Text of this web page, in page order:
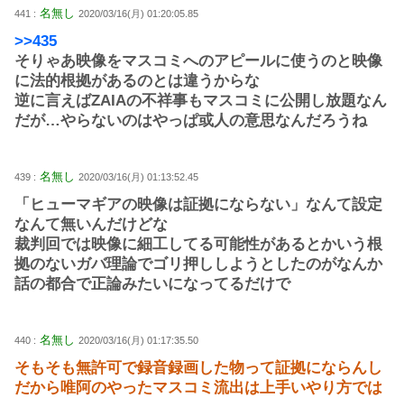
441 : 名無し 2020/03/16(月) 01:20:05.85
>>435
そりゃあ映像をマスコミへのアピールに使うのと映像
に法的根拠があるのとは違うからな
逆に言えばZAIAの不祥事もマスコミに公開し放題なん
だが…やらないのはやっぱ或人の意思なんだろうね
439 : 名無し 2020/03/16(月) 01:13:52.45
「ヒューマギアの映像は証拠にならない」なんて設定
なんて無いんだけどな
裁判回では映像に細工してる可能性があるとかいう根
拠のないガバ理論でゴリ押ししようとしたのがなんか
話の都合で正論みたいになってるだけで
440 : 名無し 2020/03/16(月) 01:17:35.50
そもそも無許可で録音録画した物って証拠にならんし
だから唯阿のやったマスコミ流出は上手いやり方では